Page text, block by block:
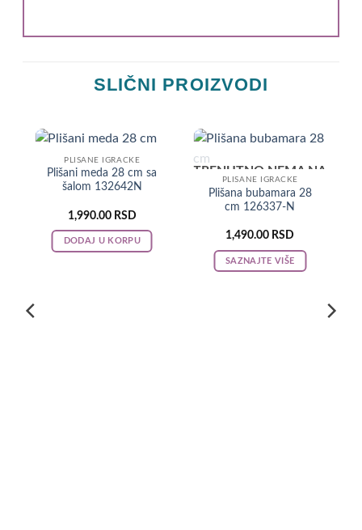
SLIČNI PROIZVODI
PLISANE IGRACKE
Plišani meda 28 cm sa
šalom 132642N
1,990.00 RSD
DODAJ U KORPU
TRENUTNO NEMA NA
LAGERU
PLISANE IGRACKE
Plišana bubamara 28
cm 126337-N
1,490.00 RSD
SAZNAJTE VIŠE